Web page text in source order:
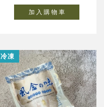
加 入 購 物 車
冷凍